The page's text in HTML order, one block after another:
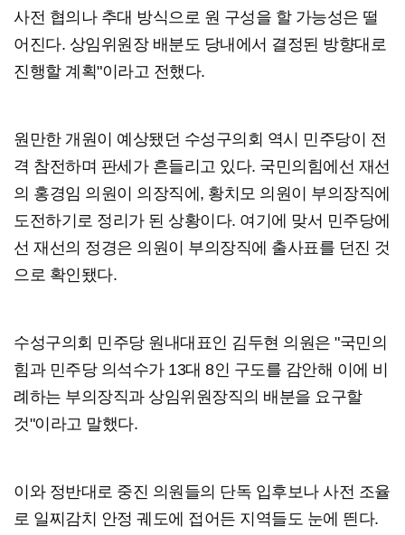
사전 협의나 추대 방식으로 원 구성을 할 가능성은 떨
어진다. 상임위원장 배분도 당내에서 결정된 방향대로
진행할 계획"이라고 전했다.
원만한 개원이 예상됐던 수성구의회 역시 민주당이 전
격 참전하며 판세가 흔들리고 있다. 국민의힘에선 재선
의 홍경임 의원이 의장직에, 황치모 의원이 부의장직에
도전하기로 정리가 된 상황이다. 여기에 맞서 민주당에
선 재선의 정경은 의원이 부의장직에 출사표를 던진 것
으로 확인됐다.
수성구의회 민주당 원내대표인 김두현 의원은 "국민의
힘과 민주당 의석수가 13대 8인 구도를 감안해 이에 비
례하는 부의장직과 상임위원장직의 배분을 요구할
것"이라고 말했다.
이와 정반대로 중진 의원들의 단독 입후보나 사전 조율
로 일찌감치 안정 궤도에 접어든 지역들도 눈에 띈다.